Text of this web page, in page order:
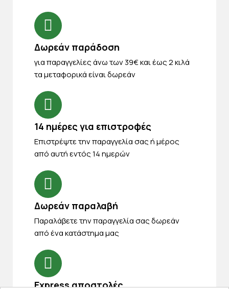
Δωρεάν παράδοση
για παραγγελίες άνω των 39€ και έως 2 κιλά
τα μεταφορικά είναι δωρεάν
14 ημέρες για επιστροφές
Eπιστρέψτε την παραγγελία σας ή μέρος
από αυτή εντός 14 ημερών
Δωρεάν παραλαβή
Παραλάβετε την παραγγελία σας δωρεάν
από ένα κατάστημα μας
Express αποστολές